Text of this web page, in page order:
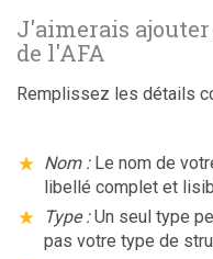
J'aimerais
de l'AFA
Remplissez les détails
Nom : Le nom de
libellé complet et
Type :Un seul type
pas votre type de